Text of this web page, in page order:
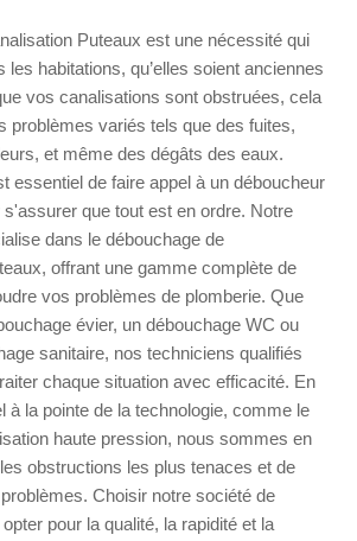
Puteaux est une nécessité qui
les habitations, qu’elles soient anciennes
vos canalisations sont obstruées, cela
problèmes variés tels que des fuites,
et même des dégâts des eaux.
essentiel de faire appel à un déboucheur
que tout est en ordre. Notre
dans le débouchage de
offrant une gamme complète de
vos problèmes de plomberie. Que
évier, un débouchage WC ou
sanitaire, nos techniciens qualifiés
chaque situation avec efficacité. En
à la pointe de la technologie, comme le
haute pression, nous sommes en
obstructions les plus tenaces et de
Choisir notre société de
pour la qualité, la rapidité et la